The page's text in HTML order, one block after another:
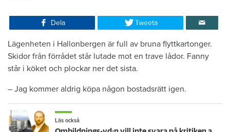
Dela Tweeta
Lägenheten i Hallonbergen är full av bruna flyttkartonger.
Skidor från förrådet står lutade mot en trave lådor. Fanny
står i köket och plockar ner det sista.
– Jag kommer aldrig köpa någon bostadsrätt igen.
Läs också